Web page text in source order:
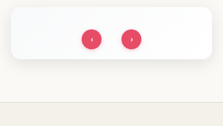
‹ ›